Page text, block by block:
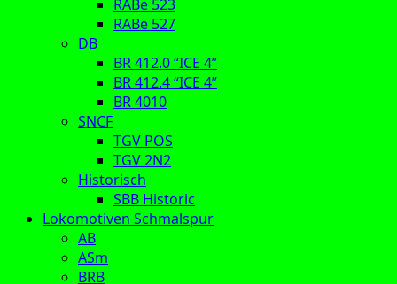
RABe 523
RABe 527
DB
BR 412.0 “ICE 4”
BR 412.4 “ICE 4”
BR 4010
SNCF
TGV POS
TGV 2N2
Historisch
SBB Historic
Lokomotiven Schmalspur
AB
ASm
BRB